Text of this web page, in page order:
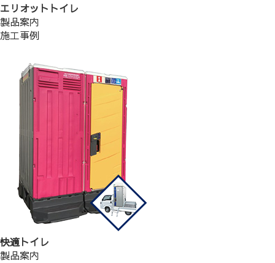
エリオットトイレ
製品案内
施工事例
快適トイレ
製品案内